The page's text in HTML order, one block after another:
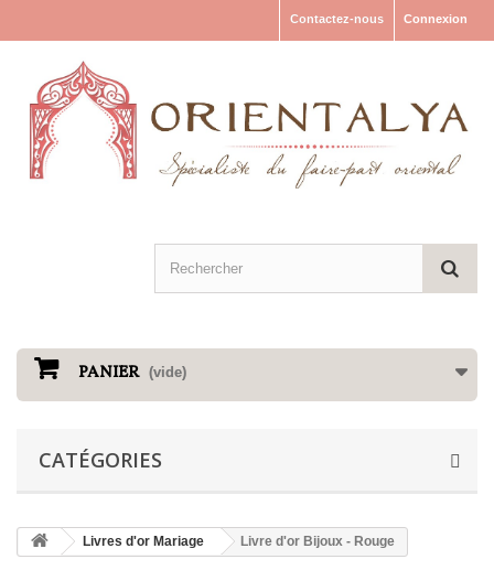
Connexion
Contactez-nous
PANIER (vide)
CATÉGORIES
Livres d'or Mariage Livre d'or Bijoux - Rouge